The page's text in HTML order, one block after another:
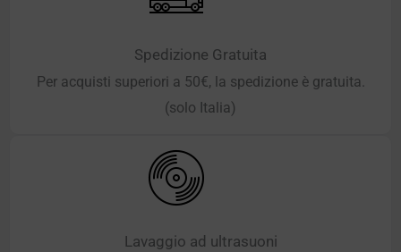
Spedizione Gratuita
Per acquisti superiori a 50€, la spedizione è gratuita.
(solo Italia)
Lavaggio ad ultrasuoni